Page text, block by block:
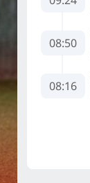
08:50
08:16